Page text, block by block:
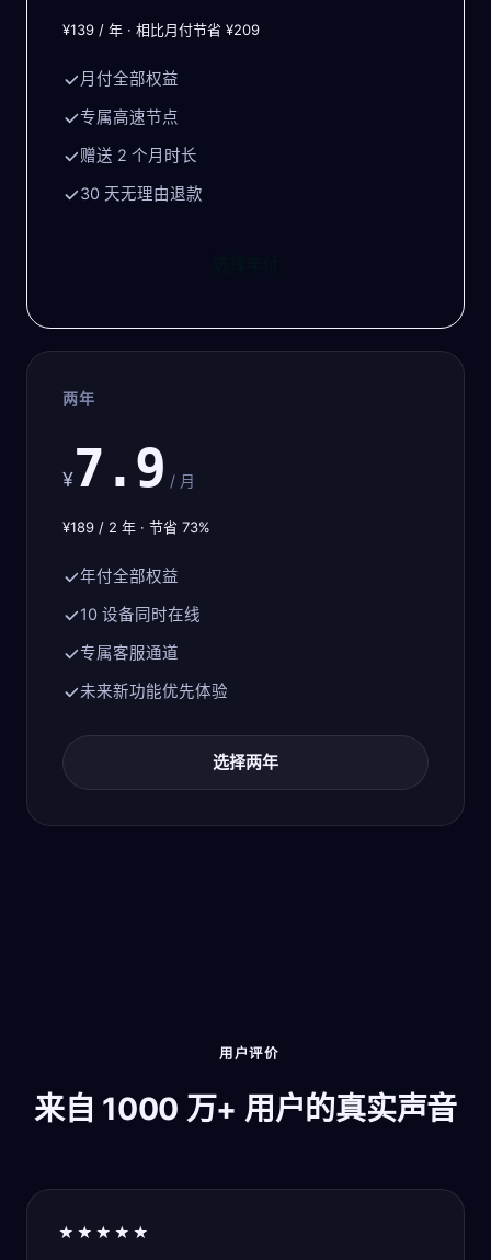
¥139 / 年 · 相比月付节省 ¥209
月付全部权益
专属高速节点
赠送 2 个月时长
30 天无理由退款
两年
¥7.9 / 月
¥189 / 2 年 · 节省 73%
年付全部权益
10 设备同时在线
专属客服通道
未来新功能优先体验
选择两年
用户评价
来自 1000 万+ 用户的真实声音
★★★★★